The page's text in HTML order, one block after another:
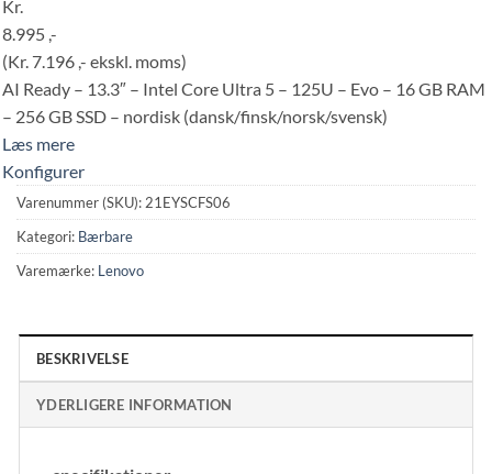
Kr.
8.995 ,-
(Kr. 7.196 ,- ekskl. moms)
AI Ready – 13.3″ – Intel Core Ultra 5 – 125U – Evo – 16 GB RAM
– 256 GB SSD – nordisk (dansk/finsk/norsk/svensk)
Læs mere
Konfigurer
Varenummer (SKU):21EYSCFS06
Kategori: Bærbare
Varemærke: Lenovo
BESKRIVELSE
YDERLIGERE INFORMATION